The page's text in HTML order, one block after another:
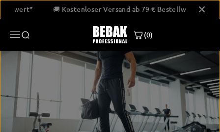
GA NAAR
INHOUD 🚚 Kostenloser Versand ab 79 € Bestellwert*
(0)